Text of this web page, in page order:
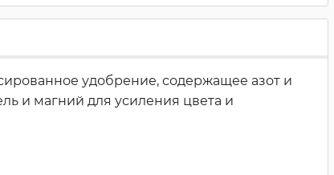
удобрение, содержащее азот и
и магний для усиления цвета и